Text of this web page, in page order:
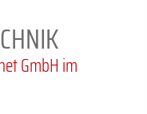
GmbH im